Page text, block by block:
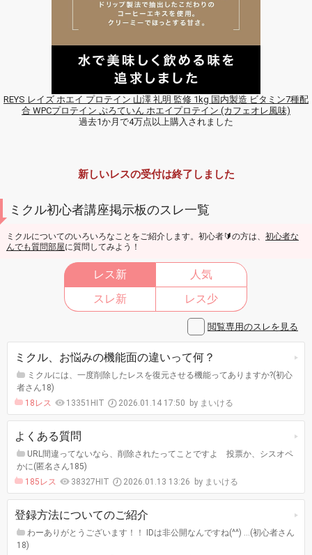
REYS レイズ ホエイ プロテイン 山澤 礼明 監修 1kg 国内製造 ビタミン7種配
合 WPCプロテイン ぷろていん ホエイプロテイン (カフェオレ風味)
過去1か月で4万点以上購入されました
新しいレスの受付は終了しました
ミクル初心者講座掲示板のスレ一覧
ミクルについてのいろいろなことをご紹介します。初心者🔰の方は、 初心者な
んでも質問部屋に質問してみよう！
レス新
人気
スレ新
レス少
閲覧専用のスレを見る
ミクル、お悩みの機能面の違いって何？
ミクルには、一度削除したレスを復元させる機能ってありますか?(初心
者さん18)
18レス
13351HIT 2026.01.14 17:50 まいける
よくある質問
URL間違ってないなら、削除されたってことですよ 投票か、シスオペ
かに(匿名さん185)
185レス
38327HIT 2026.01.13 13:26 まいける
登録方法についてのご紹介
わーありがとうございます！！ IDは非公開なんですね(^^) …(初心者さん
18)